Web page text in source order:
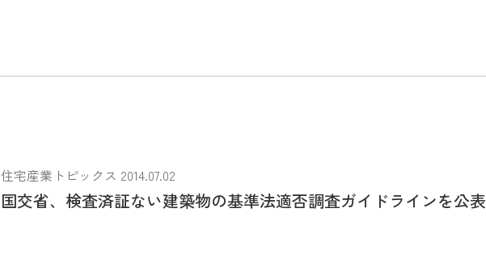
住宅産業トピックス 2014.07.02
国交省、検査済証ない建築物の基準法適否調査ガイドラインを公表